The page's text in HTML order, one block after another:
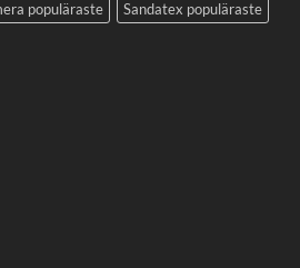
populäraste
Sandatex populäraste